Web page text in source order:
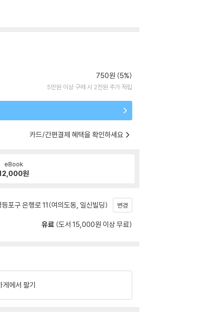
750원 (5%)
5만원 이상 구매 시 2천원 추가 적립
카드/간편결제 혜택을 확인하세요
eBook
원
포구 은행로 11(여의도동, 일신빌딩) 변경
유료 (도서 15,000원 이상 무료)
게에서 팔기